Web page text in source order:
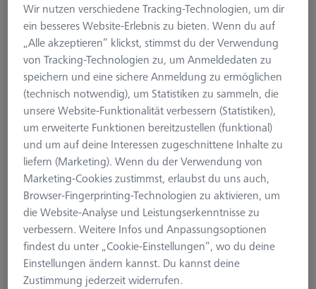
Seite drucken
Wir nutzen verschiedene Tracking-Technologien, um dir
ein besseres Website-Erlebnis zu bieten. Wenn du auf
„Alle akzeptieren“ klickst, stimmst du der Verwendung
von Tracking-Technologien zu, um Anmeldedaten zu
speichern und eine sichere Anmeldung zu ermöglichen
(technisch notwendig), um Statistiken zu sammeln, die
unsere Website-Funktionalität verbessern (Statistiken),
um erweiterte Funktionen bereitzustellen (funktional)
und um auf deine Interessen zugeschnittene Inhalte zu
liefern (Marketing). Wenn du der Verwendung von
Marketing-Cookies zustimmst, erlaubst du uns auch,
Browser-Fingerprinting-Technologien zu aktivieren, um
die Website-Analyse und Leistungserkenntnisse zu
verbessern. Weitere Infos und Anpassungsoptionen
findest du unter „Cookie-Einstellungen“, wo du deine
Einstellungen ändern kannst. Du kannst deine
Zustimmung jederzeit widerrufen.